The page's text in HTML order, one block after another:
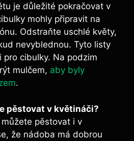
je důležité pokračovat v
mohly připravit na
Odstraňte uschlé květy,
nevyblednou. Tyto listy
pro cibulky. Na podzim
mulčem, aby byly
.
pěstovat v květináči?
pěstovat i v
že nádoba má dobrou